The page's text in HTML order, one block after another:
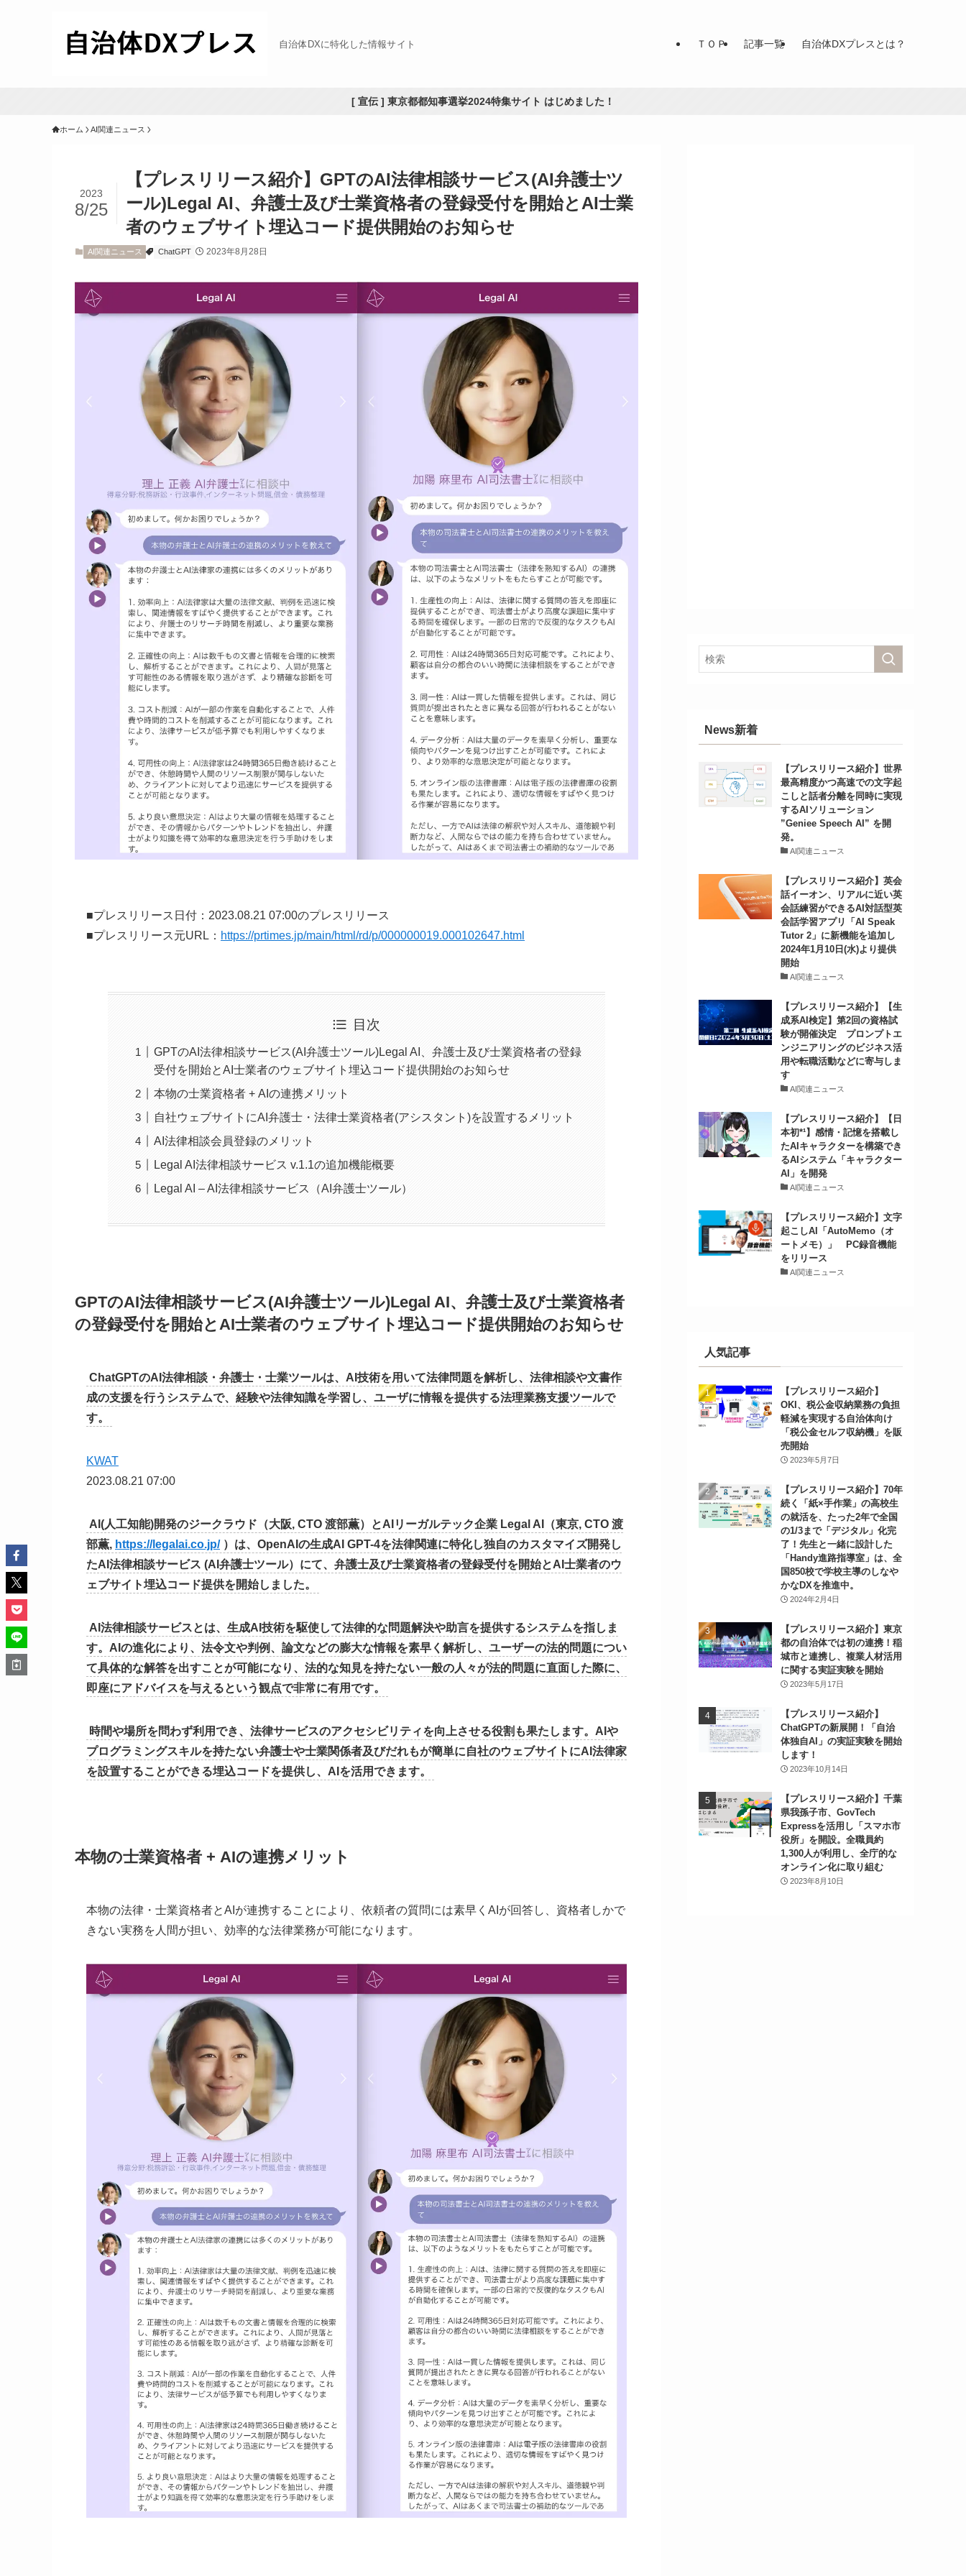
自治体DXに特化した情報サイト ＴＯＰ 記事一覧 自治体DXプレスとは？
[ 宣伝 ] 東京都都知事選挙2024特集サイト はじめました！
ホーム AI関連ニュース
【プレスリリース紹介】GPTのAI法律相談サービス(AI弁護士ツ
ール)Legal AI、弁護士及び士業資格者の登録受付を開始とAI士業
者のウェブサイト埋込コード提供開始のお知らせ
2023
8/25
AI関連ニュース ChatGPT 2023年8月28日
■プレスリリース日付：2023.08.21 07:00のプレスリリース
■プレスリリース元URL： https://prtimes.jp/main/html/rd/p/000000019.000102647.html
目次
GPTのAI法律相談サービス(AI弁護士ツール)Legal AI、弁護士及び士業資格者の登録
受付を開始とAI士業者のウェブサイト埋込コード提供開始のお知らせ
本物の士業資格者 + AIの連携メリット
自社ウェブサイトにAI弁護士・法律士業資格者(アシスタント)を設置するメリット
AI法律相談会員登録のメリット
Legal AI法律相談サービス v.1.1の追加機能概要
Legal AI – AI法律相談サービス（AI弁護士ツール）
GPTのAI法律相談サービス(AI弁護士ツール)Legal AI、弁護士及び士業資格者
の登録受付を開始とAI士業者のウェブサイト埋込コード提供開始のお知らせ
ChatGPTのAI法律相談・弁護士・士業ツールは、AI技術を用いて法律問題を解析し、法律相談や文書作
成の支援を行うシステムで、経験や法律知識を学習し、ユーザに情報を提供する法理業務支援ツールで
す。
KWAT
2023.08.21 07:00
AI(人工知能)開発のジークラウド（大阪, CTO 渡部薫）とAIリーガルテック企業 Legal AI（東京, CTO 渡
部薫, https://legalai.co.jp/）は、OpenAIの生成AI GPT-4を法律関連に特化し独自のカスタマイズ開発し
たAI法律相談サービス (AI弁護士ツール）にて、弁護士及び士業資格者の登録受付を開始とAI士業者のウ
ェブサイト埋込コード提供を開始しました。
AI法律相談サービスとは、生成AI技術を駆使して法律的な問題解決や助言を提供するシステムを指しま
す。AIの進化により、法令文や判例、論文などの膨大な情報を素早く解析し、ユーザーの法的問題につい
て具体的な解答を出すことが可能になり、法的な知見を持たない一般の人々が法的問題に直面した際に、
即座にアドバイスを与えるという観点で非常に有用です。
時間や場所を問わず利用でき、法律サービスのアクセシビリティを向上させる役割も果たします。AIや
プログラミングスキルを持たない弁護士や士業関係者及びだれもが簡単に自社のウェブサイトにAI法律家
を設置することができる埋込コードを提供し、AIを活用できます。
本物の士業資格者 + AIの連携メリット
本物の法律・士業資格者とAIが連携することにより、依頼者の質問には素早くAIが回答し、資格者しかで
きない実務を人間が担い、効率的な法律業務が可能になります。
News新着
【プレスリリース紹介】世界
最高精度かつ高速での文字起
こしと話者分離を同時に実現
するAIソリューション
”Geniee Speech AI” を開
発。
AI関連ニュース
【プレスリリース紹介】英会
話イーオン、リアルに近い英
会話練習ができるAI対話型英
会話学習アプリ「AI Speak
Tutor 2」に新機能を追加し
2024年1月10日(水)より提供
開始
AI関連ニュース
【プレスリリース紹介】【生
成系AI検定】第2回の資格試
験が開催決定 プロンプトエ
ンジニアリングのビジネス活
用や転職活動などに寄与しま
す
AI関連ニュース
【プレスリリース紹介】【日
本初*¹】感情・記憶を搭載し
たAIキャラクターを構築でき
るAIシステム「キャラクター
AI」を開発
AI関連ニュース
【プレスリリース紹介】文字
起こしAI「AutoMemo（オ
ートメモ）」 PC録音機能
をリリース
AI関連ニュース
人気記事
【プレスリリース紹介】
OKI、税公金収納業務の負担
軽減を実現する自治体向け
「税公金セルフ収納機」を販
売開始
2023年5月7日
【プレスリリース紹介】70年
続く「紙×手作業」の高校生
の就活を、たった2年で全国
の1/3まで「デジタル」化完
了！先生と一緒に設計した
「Handy進路指導室」は、全
国850校で学校主導のしなや
かなDXを推進中。
2024年2月4日
【プレスリリース紹介】東京
都の自治体では初の連携！稲
城市と連携し、複業人材活用
に関する実証実験を開始
2023年5月17日
【プレスリリース紹介】
ChatGPTの新展開！「自治
体独自AI」の実証実験を開始
します！
2023年10月14日
【プレスリリース紹介】千葉
県我孫子市、GovTech
Expressを活用し「スマホ市
役所」を開設。全職員約
1,300人が利用し、全庁的な
オンライン化に取り組む
2023年8月10日